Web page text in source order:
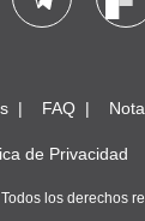
FAQ
de Privacidad
los derechos